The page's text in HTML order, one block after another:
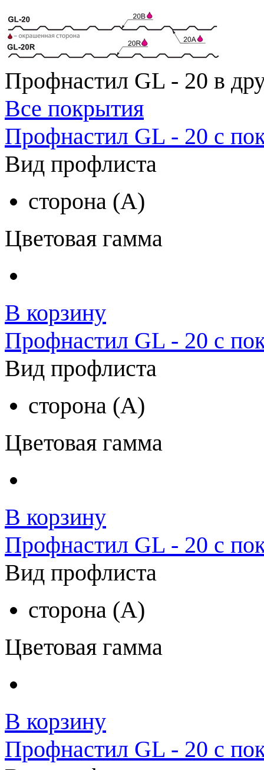
Профнастил GL - 20 в
Все покрытия
Профнастил GL - 20 с
Вид профлиста
сторона (A)
Цветовая гамма
В корзину
Профнастил GL - 20 с
Вид профлиста
сторона (A)
Цветовая гамма
В корзину
Профнастил GL - 20 с
Вид профлиста
сторона (A)
Цветовая гамма
В корзину
Профнастил GL - 20 с